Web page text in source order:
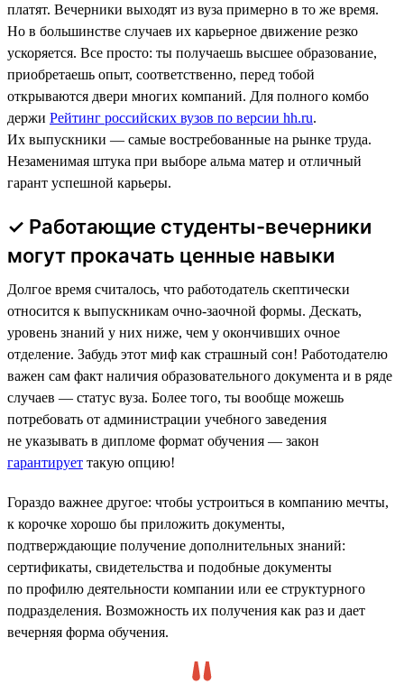
платят. Вечерники выходят из вуза примерно в то же время.
Но в большинстве случаев их карьерное движение резко
ускоряется. Все просто: ты получаешь высшее образование,
приобретаешь опыт, соответственно, перед тобой
открываются двери многих компаний. Для полного комбо
держи Рейтинг российских вузов по версии hh.ru.
Их выпускники — самые востребованные на рынке труда.
Незаменимая штука при выборе альма матер и отличный
гарант успешной карьеры.
✓ Работающие студенты-вечерники
могут прокачать ценные навыки
Долгое время считалось, что работодатель скептически
относится к выпускникам очно-заочной формы. Дескать,
уровень знаний у них ниже, чем у окончивших очное
отделение. Забудь этот миф как страшный сон! Работодателю
важен сам факт наличия образовательного документа и в ряде
случаев — статус вуза. Более того, ты вообще можешь
потребовать от администрации учебного заведения
не указывать в дипломе формат обучения — закон
гарантирует такую опцию!
Гораздо важнее другое: чтобы устроиться в компанию мечты,
к корочке хорошо бы приложить документы,
подтверждающие получение дополнительных знаний:
сертификаты, свидетельства и подобные документы
по профилю деятельности компании или ее структурного
подразделения. Возможность их получения как раз и дает
вечерняя форма обучения.